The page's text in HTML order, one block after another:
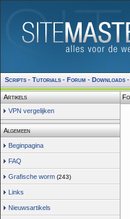
Scripts - Tutorials - Forum - Downloads -
Artikels
VPN vergelijken
Algemeen
Beginpagina
FAQ
Grafische worm (243)
Links
Nieuwsartikels